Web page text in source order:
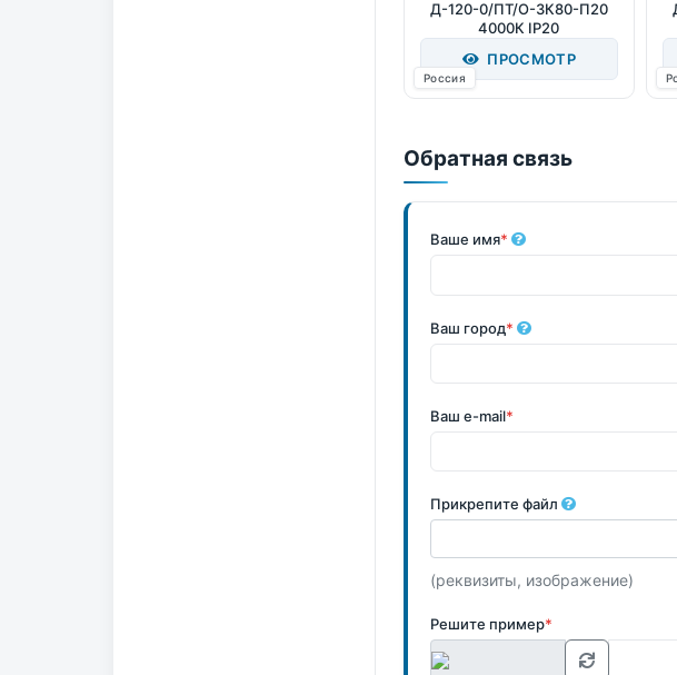
Д-120-0/ПТ/О-3К80-П20
4000К IP20
ПРОСМОТР
Россия
Обратная связь
Ваше имя*
Ваш город*
Ваш e-mail*
Прикрепите файл
(реквизиты, изображение)
Решите пример*